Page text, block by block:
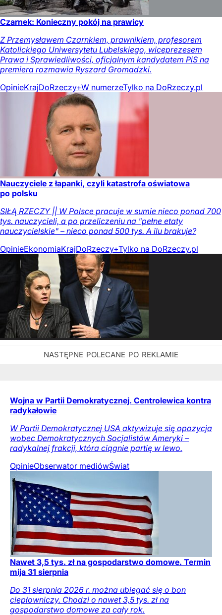
Czarnek: Konieczny pokój na prawicy
Z Przemysławem Czarnkiem, prawnikiem, profesorem
Katolickiego Uniwersytetu Lubelskiego, wiceprezesem
Prawa i Sprawiedliwości, oficjalnym kandydatem PiS na
premiera rozmawia Ryszard Gromadzki.
OpinieKrajDoRzeczy+W numerzeTylko na DoRzeczy.pl
Nauczyciele z łapanki, czyli katastrofa oświatowa
po polsku
SIŁĄ RZECZY || W Polsce pracuje w sumie nieco ponad 700
tys. nauczycieli, a po przeliczeniu na "pełne etaty
nauczycielskie" – nieco ponad 500 tys. A ilu brakuje?
OpinieEkonomiaKrajDoRzeczy+Tylko na DoRzeczy.pl
Wojna w Partii Demokratycznej. Centrolewica kontra
radykałowie
W Partii Demokratycznej USA aktywizuje się opozycja
wobec Demokratycznych Socjalistów Ameryki –
radykalnej frakcji, która ciągnie partię w lewo.
OpinieObserwator mediówŚwiat
Nawet 3,5 tys. zł na gospodarstwo domowe. Termin
mija 31 sierpnia
Do 31 sierpnia 2026 r. można ubiegać się o bon
ciepłowniczy. Chodzi o nawet 3,5 tys. zł na
gospodarstwo domowe za cały rok.